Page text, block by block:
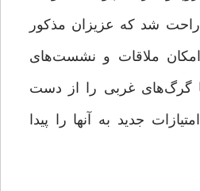
راحت شد که عزیزان مذکور
ملاقات و نشست‌های
گرگ‌های غربی را از دست
جدید به آنها را پیدا